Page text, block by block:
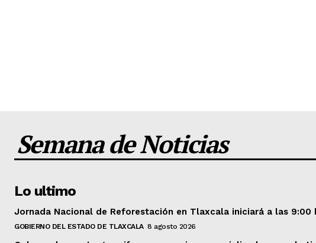
Semana de Noticias
Lo ultimo
Jornada Nacional de Reforestación en Tlaxcala iniciará a las 9:00
GOBIERNO DEL ESTADO DE TLAXCALA 8 agosto 2026